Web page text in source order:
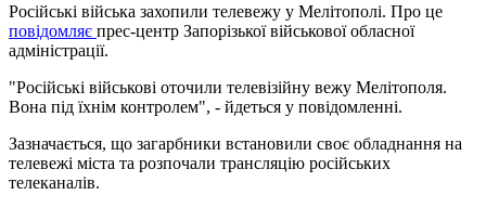
Російські війська захопили телевежу у Мелітополі. Про це
повідомляє прес-центр Запорізької військової обласної
адміністрації.
"Російські військові оточили телевізійну вежу Мелітополя.
Вона під їхнім контролем", - йдеться у повідомленні.
Зазначається, що загарбники встановили своє обладнання на
телевежі міста та розпочали трансляцію російських
телеканалів.